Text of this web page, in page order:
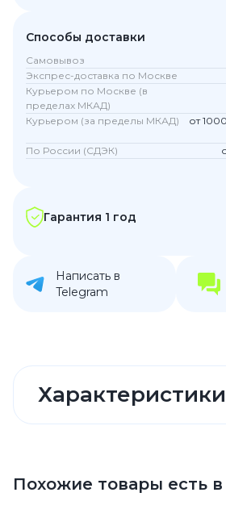
Способы доставки
Самовывоз
Экспрес-доставка по Москве
Курьером по Москве (в
пределах МКАД)
Курьером (за пределы МКАД)
от
По России (СДЭК)
Гарантия 1 год
Написать в
Telegram
Характеристики
Похожие товары есть в